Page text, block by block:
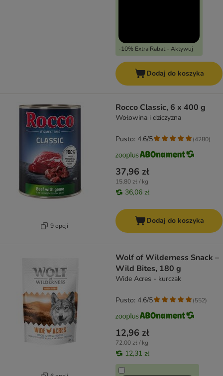
-10% Extra Rabat - Aktywuj
Dodaj do koszyka
9 opcji
Rocco Classic, 6 x 400 g
Wołowina i dziczyzna
37,96 zł
15,80 zł / kg
36,06 zł
Pusto: 4.6/5 (4280)
Dodaj do koszyka
Wolf of Wilderness Snack –
Wild Bites, 180 g
Wide Acres - kurczak
12,96 zł
72,00 zł / kg
12,31 zł
Pusto: 4.6/5 (552)